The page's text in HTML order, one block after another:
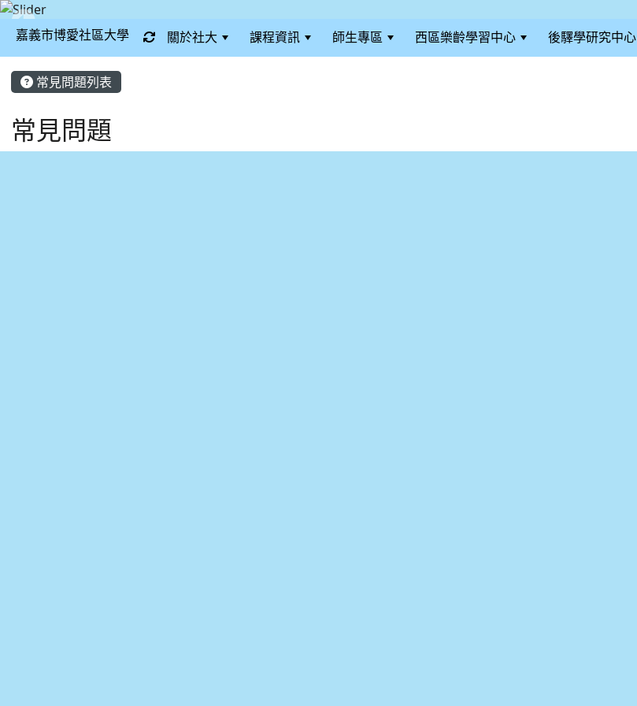
嘉義市博愛社區大學 關於社大 課程資訊 師生專區 西區樂齡學習中心 後驛學研究中心
常見問題列表
常見問題